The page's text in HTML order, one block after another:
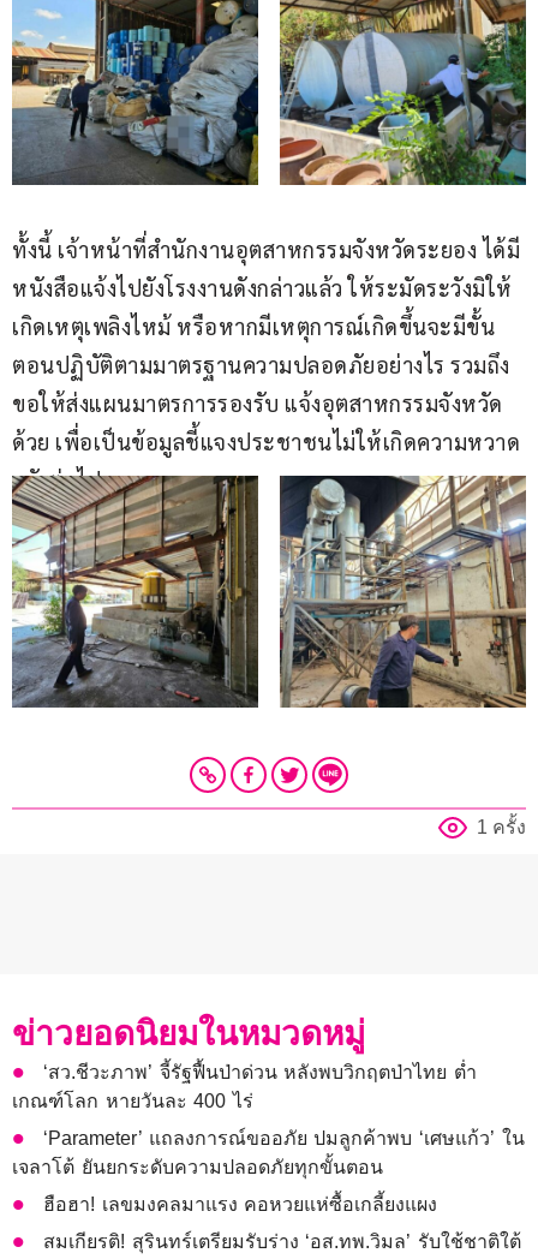
ทั้งนี้ เจ้าหน้าที่สำนักงานอุตสาหกรรมจังหวัดระยอง ได้มี
หนังสือแจ้งไปยังโรงงานดังกล่าวแล้ว ให้ระมัดระวังมิให้
เกิดเหตุเพลิงไหม้ หรือหากมีเหตุการณ์เกิดขึ้นจะมีขั้น
ตอนปฏิบัติตามมาตรฐานความปลอดภัยอย่างไร รวมถึง
ขอให้ส่งแผนมาตรการรองรับ แจ้งอุตสาหกรรมจังหวัด
ด้วย เพื่อเป็นข้อมูลชี้แจงประชาชนไม่ให้เกิดความหวาด
กลัวต่อไป
1 ครั้ง
ข่าวยอดนิยมในหมวดหมู่
‘สว.ชีวะภาพ’ จี้รัฐฟื้นป่าด่วน หลังพบวิกฤตป่าไทย ต่ำ
เกณฑ์โลก หายวันละ 400 ไร่
‘Parameter’ แถลงการณ์ขออภัย ปมลูกค้าพบ ‘เศษแก้ว’ ใน
เจลาโต้ ยันยกระดับความปลอดภัยทุกขั้นตอน
ฮือฮา! เลขมงคลมาแรง คอหวยแห่ซื้อเกลี้ยงแผง
สมเกียรติ! สุรินทร์เตรียมรับร่าง ‘อส.ทพ.วิมล’ รับใช้ชาติใต้